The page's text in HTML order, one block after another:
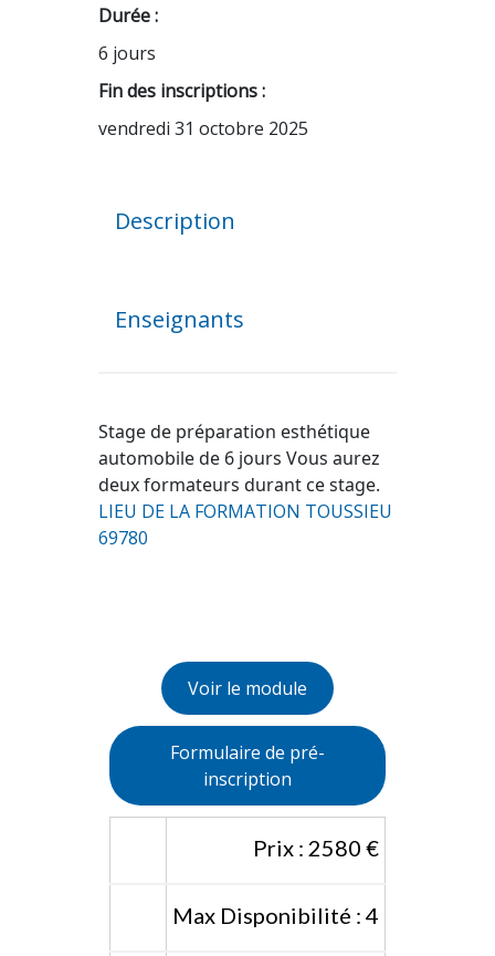
Durée :
6 jours
Fin des inscriptions :
vendredi 31 octobre 2025
Description
Enseignants
Stage de préparation esthétique
automobile de 6 jours Vous aurez
deux formateurs durant ce stage.
LIEU DE LA FORMATION TOUSSIEU
69780
Voir le module
Formulaire de pré-
inscription
Prix : 2580 €
Max Disponibilité : 4